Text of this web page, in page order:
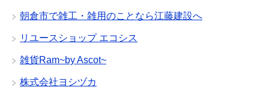
朝倉市で雑工・雑用のことなら江藤建設へ
リユースショップ エコシス
雑貨Ram~by Ascot~
株式会社ヨシヅカ